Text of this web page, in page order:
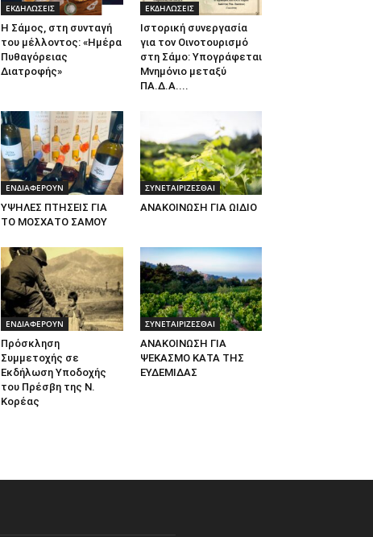
ΕΚΔΗΛΩΣΕΙΣ
Η Σάμος, στη συνταγή
του μέλλοντος: «Ημέρα
Πυθαγόρειας
Διατροφής»
ΕΚΔΗΛΩΣΕΙΣ
Ιστορική συνεργασία
για τον Οινοτουρισμό
στη Σάμο: Υπογράφεται
Μνημόνιο μεταξύ
ΠΑ.Δ.Α....
ΕΝΔΙΑΦΕΡΟΥΝ
ΥΨΗΛΕΣ ΠΤΗΣΕΙΣ ΓΙΑ
ΤΟ ΜΟΣΧΑΤΟ ΣΑΜΟΥ
ΣΥΝΕΤΑΙΡΙΖΕΣΘΑΙ
ΑΝΑΚΟΙΝΩΣΗ ΓΙΑ ΩΙΔΙΟ
ΕΝΔΙΑΦΕΡΟΥΝ
Πρόσκληση
Συμμετοχής σε
Εκδήλωση Υποδοχής
του Πρέσβη της Ν.
Κορέας
ΣΥΝΕΤΑΙΡΙΖΕΣΘΑΙ
ΑΝΑΚΟΙΝΩΣΗ ΓΙΑ
ΨΕΚΑΣΜΟ ΚΑΤΑ ΤΗΣ
ΕΥΔΕΜΙΔΑΣ